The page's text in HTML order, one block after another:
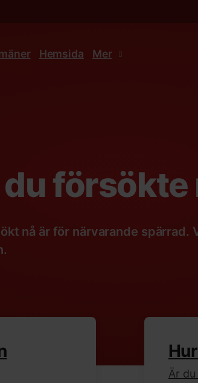
Hemsida Mer
försökte
nå är för närvarande spärrad.
Är